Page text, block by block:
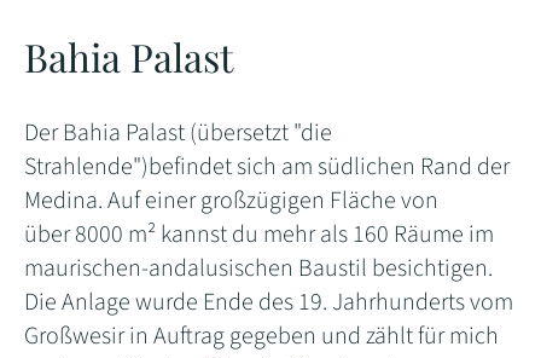
Bahia Palast
Der Bahia Palast (übersetzt "die
Strahlende")befindet sich am südlichen Rand der
Medina. Auf einer großzügigen Fläche von
über 8000 m² kannst du mehr als 160 Räume im
maurischen-andalusischen Baustil besichtigen.
Die Anlage wurde Ende des 19. Jahrhunderts vom
Großwesir in Auftrag gegeben und zählt für mich